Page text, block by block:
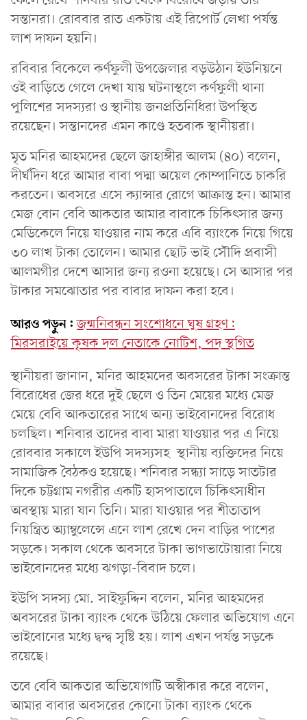
সন্তানরা। রোববার রাত একটায় এই রিপোর্ট লেখা পর্যন্ত
লাশ দাফন হয়নি।
রবিবার বিকেলে কর্ণফুলী উপজেলার বড়উঠান ইউনিয়নে
ওই বাড়িতে গেলে দেখা যায় ঘটনাস্থলে কর্ণফুলী থানা
পুলিশের সদস্যরা ও স্থানীয় জনপ্রতিনিধিরা উপস্থিত
রয়েছেন। সন্তানদের এমন কাণ্ডে হতবাক স্থানীয়রা।
মৃত মনির আহমদের ছেলে জাহাঙ্গীর আলম (৪০) বলেন,
দীর্ঘদিন ধরে আমার বাবা পদ্মা অয়েল কোম্পানিতে চাকরি
করতেন। অবসরে এসে ক্যান্সার রোগে আক্রান্ত হন। আমার
মেজ বোন বেবি আকতার আমার বাবাকে চিকিৎসার জন্য
মেডিকেলে নিয়ে যাওয়ার নাম করে এবি ব্যাংকে নিয়ে গিয়ে
৩০ লাখ টাকা তোলেন। আমার ছোট ভাই সৌদি প্রবাসী
আলমগীর দেশে আসার জন্য রওনা হয়েছে। সে আসার পর
টাকার সমঝোতার পর বাবার দাফন করা হবে।
আরও পড়ুন: জন্মনিবন্ধন সংশোধনে ঘুষ গ্রহণ:
মিরসরাইয়ে কৃষক দল নেতাকে নোটিশ, পদ স্থগিত
স্থানীয়রা জানান, মনির আহমদের অবসরের টাকা সংক্রান্ত
বিরোধের জের ধরে দুই ছেলে ও তিন মেয়ের মধ্যে মেজ
মেয়ে বেবি আকতারের সাথে অন্য ভাইবোনদের বিরোধ
চলছিল। শনিবার তাদের বাবা মারা যাওয়ার পর এ নিয়ে
রোববার সকালে ইউপি সদস্যসহ স্থানীয় ব্যক্তিদের নিয়ে
সামাজিক বৈঠকও হয়েছে। শনিবার সন্ধ্যা সাড়ে সাতটার
দিকে চট্টগ্রাম নগরীর একটি হাসপাতালে চিকিৎসাধীন
অবস্থায় মারা যান তিনি। মারা যাওয়ার পর শীতাতাপ
নিয়ন্ত্রিত অ্যাম্বুলেন্সে এনে লাশ রেখে দেন বাড়ির পাশের
সড়কে। সকাল থেকে অবসরে টাকা ভাগভাটোয়ারা নিয়ে
ভাইবোনদের মধ্যে ঝগড়া-বিবাদ চলে।
ইউপি সদস্য মো. সাইফুদ্দিন বলেন, মনির আহমদের
অবসরের টাকা ব্যাংক থেকে উঠিয়ে ফেলার অভিযোগ এনে
ভাইবোনের মধ্যে দ্বন্দ্ব সৃষ্টি হয়। লাশ এখন পর্যন্ত সড়কে
রয়েছে।
তবে বেবি আকতার অভিযোগটি অস্বীকার করে বলেন,
আমার বাবার অবসরের কোনো টাকা ব্যাংক থেকে